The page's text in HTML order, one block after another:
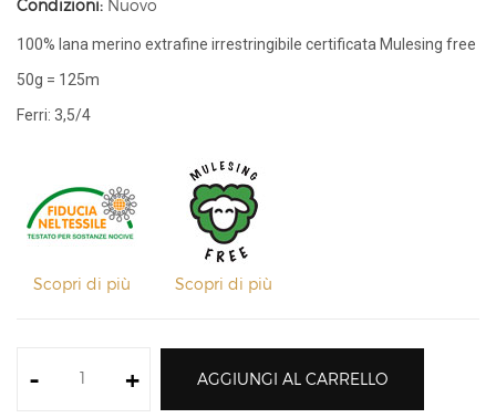
Condizioni: Nuovo
100% lana merino extrafine irrestringibile certificata Mulesing free
50g = 125m
Ferri: 3,5/4
Scopri di più Scopri di più
- + AGGIUNGI AL CARRELLO